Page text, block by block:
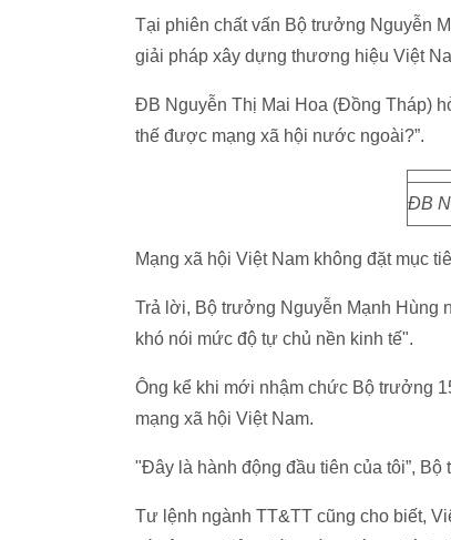
Tại phiên chất vấn Bộ trưởng Nguyễn
giải pháp xây dựng thương hiệu Việt
ĐB Nguyễn Thị Mai Hoa (Đồng Tháp)
thế được mạng xã hội nước ngoài?”.
ĐB
Mạng xã hội Việt Nam không đặt mục
Trả lời, Bộ trưởng Nguyễn Mạnh Hùng
khó nói mức độ tự chủ nền kinh tế".
Ông kể khi mới nhậm chức Bộ trưởng
mạng xã hội Việt Nam.
"Đây là hành động đầu tiên của tôi”, Bộ
Tư lệnh ngành TT&TT cũng cho biết,